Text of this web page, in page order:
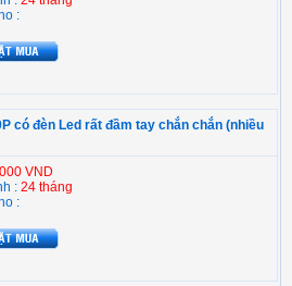
:
có đèn Led rất đầm tay chắn chắn (nhiều
VND
: 24 tháng
: